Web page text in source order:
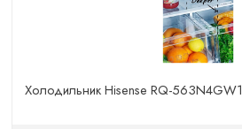
Холодильник Hisense RQ-563N4GW1